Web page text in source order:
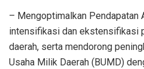
– Mengoptimalkan Pendapatan
intensifikasi dan ekstensifikasi
daerah, serta mendorong
Usaha Milik Daerah (BUMD)